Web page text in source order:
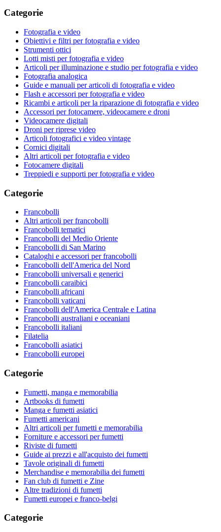
Categorie
Fotografia e video
Obiettivi e filtri per fotografia e video
Strumenti ottici
Lotti misti per fotografia e video
Articoli per illuminazione e studio per fotografia e video
Fotografia analogica
Guide e manuali per articoli di fotografia e video
Flash e accessori per fotografia e video
Ricambi e articoli per la riparazione di fotografia e video
Accessori per fotocamere, videocamere e droni
Videocamere digitali
Droni per riprese video
Articoli fotografici e video vintage
Cornici digitali
Altri articoli per fotografia e video
Fotocamere digitali
Treppiedi e supporti per fotografia e video
Categorie
Francobolli
Altri articoli per francobolli
Francobolli tematici
Francobolli del Medio Oriente
Francobolli di San Marino
Cataloghi e accessori per francobolli
Francobolli dell'America del Nord
Francobolli universali e generici
Francobolli caraibici
Francobolli africani
Francobolli vaticani
Francobolli dell'America Centrale e Latina
Francobolli australiani e oceaniani
Francobolli italiani
Filatelia
Francobolli asiatici
Francobolli europei
Categorie
Fumetti, manga e memorabilia
Artbooks di fumetti
Manga e fumetti asiatici
Fumetti americani
Altri articoli per fumetti e memorabilia
Forniture e accessori per fumetti
Riviste di fumetti
Guide ai prezzi e all'acquisto dei fumetti
Tavole originali di fumetti
Merchandise e memorabilia dei fumetti
Fan club di fumetti e Zine
Altre tradizioni di fumetti
Fumetti europei e franco-belgi
Categorie